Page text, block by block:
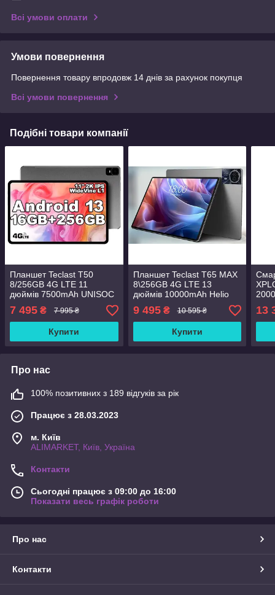
Всі умови оплати
Умови повернення
Повернення товару впродовж 14 днів за рахунок покупця
Всі умови повернення
Подібні товари компанії
Планшет Teclast T50
8/256GB 4G LTE 11
дюймів 7500mAh UNISOC
T616 Android 13
7 495 ₴ 7 995 ₴
Купити
Планшет Teclast T65 MAX
8\256GB 4G LTE 13
дюймів 10000mAh Helio
G99
9 495₴ 10 595 ₴
Купити
13
Про нас
100% позитивних з 189 відгуків за рік
Працює з 28.03.2023
м. Київ
ALIMARKET, Київ, Україна
Контакти
Сьогодні працює з 09:00 до 16:00
Показати весь графік роботи
Про нас
Контакти